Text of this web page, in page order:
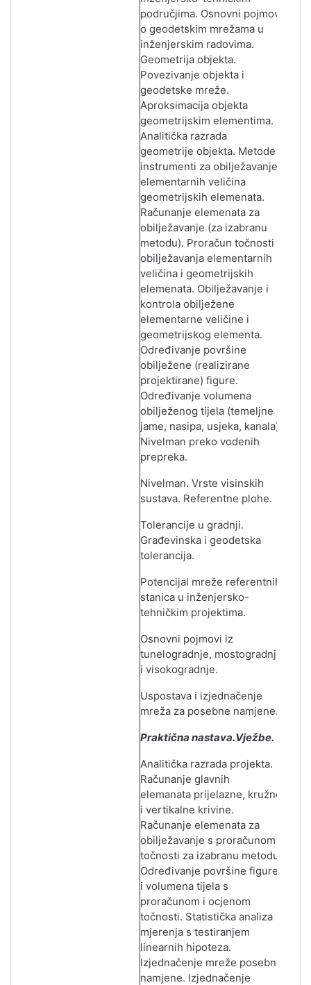
područjima. Osnovni pojmovi
o geodetskim mrežama u
inženjerskim radovima.
Geometrija objekta.
Povezivanje objekta i
geodetske mreže.
Aproksimacija objekta
geometrijskim elementima.
Analitička razrada
geometrije objekta. Metode i
instrumenti za obilježavanje
elementarnih veličina
geometrijskih elemenata.
Računanje elemenata za
obilježavanje (za izabranu
metodu). Proračun točnosti
obilježavanja elementarnih
veličina i geometrijskih
elemenata. Obilježavanje i
kontrola obilježene
elementarne veličine i
geometrijskog elementa.
Određivanje površine
obilježene (realizirane
projektirane) figure.
Određivanje volumena
obilježenog tijela (temeljne
jame, nasipa, usjeka, kanala).
Nivelman preko vodenih
prepreka.
Nivelman. Vrste visinskih
sustava. Referentne plohe.
Tolerancije u gradnji.
Građevinska i geodetska
tolerancija.
Potencijal mreže referentnih
stanica u inženjersko-
tehničkim projektima.
Osnovni pojmovi iz
tunelogradnje, mostogradnje
i visokogradnje.
Uspostava i izjednačenje
mreža za posebne namjene.
Praktična nastava.Vježbe.
Analitička razrada projekta.
Računanje glavnih
elemanata prijelazne, kružne
i vertikalne krivine.
Računanje elemenata za
obilježavanje s proračunom
točnosti za izabranu metodu.
Određivanje površine figure
i volumena tijela s
proračunom i ocjenom
točnosti. Statistička analiza
mjerenja s testiranjem
linearnih hipoteza.
Izjednačenje mreže posebne
namjene. Izjednačenje